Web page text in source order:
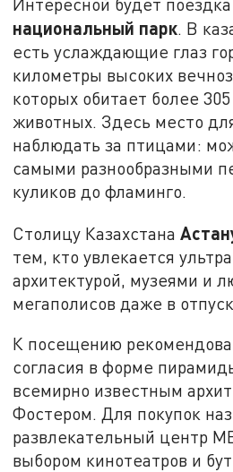
национальный парк. В
есть услаждающие глаз
километры высоких
которых обитает более
животных. Здесь место
наблюдать за птицами:
самыми разнообразными
куликов до фламинго.
Столицу Казахстана
тем, кто увлекается
архитектурой, музеями и
мегаполисов даже в
К посещению
согласия в форме
всемирно известным
Фостером. Для покупок
развлекательный центр
выбором кинотеатров и